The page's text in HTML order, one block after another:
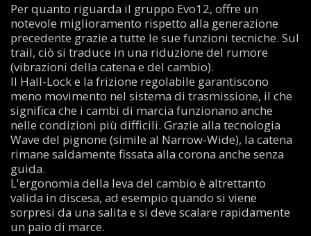
Per quanto riguarda il gruppo Evo12, offre un
notevole miglioramento rispetto alla generazione
precedente grazie a tutte le sue funzioni tecniche. Sul
trail, ciò si traduce in una riduzione del rumore
(vibrazioni della catena e del cambio).
Il Hall-Lock e la frizione regolabile garantiscono
meno movimento nel sistema di trasmissione, il che
significa che i cambi di marcia funzionano anche
nelle condizioni più difficili. Grazie alla tecnologia
Wave del pignone (simile al Narrow-Wide), la catena
rimane saldamente fissata alla corona anche senza
guida.
L'ergonomia della leva del cambio è altrettanto
valida in discesa, ad esempio quando si viene
sorpresi da una salita e si deve scalare rapidamente
un paio di marce.